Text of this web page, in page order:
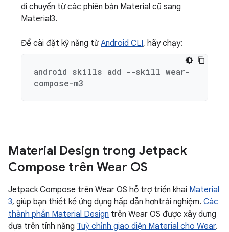
di chuyển từ các phiên bản Material cũ sang
Material3.
Để cài đặt kỹ năng từAndroid CLI, hãy chạy:
android skills add --skill wear-
compose-m3
Material Design trong Jetpack
Compose trên Wear OS
Jetpack Compose trên Wear OS hỗ trợ triển khai Material
3, giúp bạn thiết kế ứng dụng hấp dẫn hơntrải nghiệm. Các
thành phần Material Design trên Wear OS được xây dựng
dựa trên tính năng Tuỳ chỉnh giao diện Material cho Wear.